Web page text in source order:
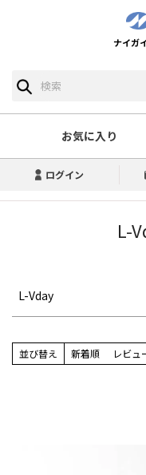
ナイガ
お気に入り
ログイン
L-
L-Vday
並び順
新着順
価格が高い順
優先度順
キーワードヒッ
並び替え 新着順 レビュ